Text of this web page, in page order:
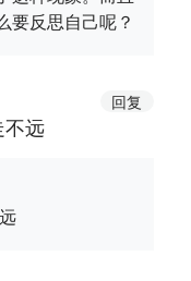
要反思自己呢？
回复
远